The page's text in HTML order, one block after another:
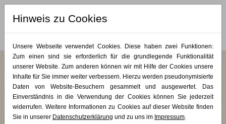
MERKLISTE (0)
Wochenendkurse/Malerei & Zeichnung/KUNST PUR
Gegenständliche Malerei
Die eigene Sicht der Dinge
Hinweis zu Cookies
Unsere Webseite verwendet Cookies. Diese haben zwei Funktionen:
Zum einen sind sie erforderlich für die grundlegende Funktionalität
unserer Website. Zum anderen können wir mit Hilfe der Cookies unsere
Inhalte für Sie immer weiter verbessern. Hierzu werden pseudonymisierte
Daten von Website-Besuchern gesammelt und ausgewertet. Das
Einverständnis in die Verwendung der Cookies können Sie jederzeit
widerrufen. Weitere Informationen zu Cookies auf dieser Website finden
Sie in unserer Datenschutzerklärung und zu uns im Impressum.